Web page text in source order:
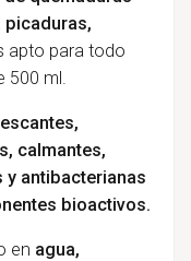
picaduras,
apto para todo
500 ml.
calmantes,
antibacterianas
bioactivos.
en agua,